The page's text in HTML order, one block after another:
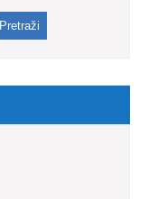
Pretraži